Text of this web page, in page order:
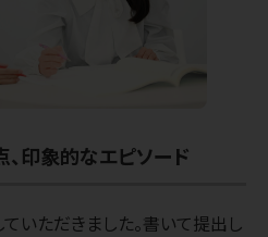
印象的なエピソード
いただきました。書いて提出し